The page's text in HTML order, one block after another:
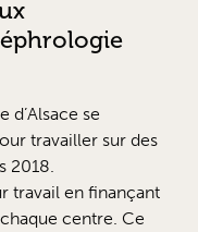
d’Alsace se
travailler sur des
2018.
travail en finançant
centre. Ce